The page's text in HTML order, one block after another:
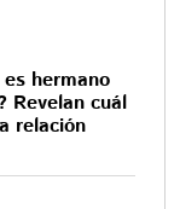
hermano
Revelan cuál
relación